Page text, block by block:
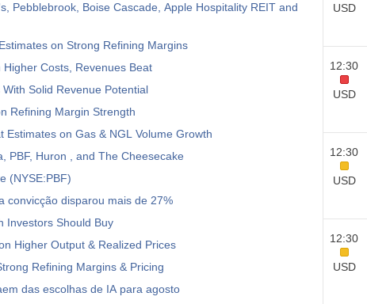
Pebblebrook, Boise Cascade, Apple Hospitality REIT and
on Strong Refining Margins
Costs, Revenues Beat
Solid Revenue Potential
Refining Margin Strength
Estimates on Gas & NGL Volume Growth
PBF, Huron , and The Cheesecake
(NYSE:PBF)
convicção disparou mais de 27%
Investors Should Buy
Higher Output & Realized Prices
Refining Margins & Pricing
das escolhas de IA para agosto
USD
12:30
USD
12:30
USD
12:30
USD